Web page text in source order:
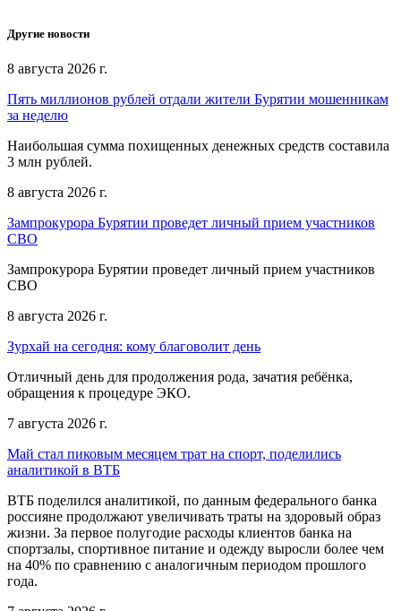
Другие новости
8 августа 2026 г.
Пять миллионов рублей отдали жители Бурятии мошенникам
за неделю
Наибольшая сумма похищенных денежных средств составила
3 млн рублей.
8 августа 2026 г.
Зампрокурора Бурятии проведет личный прием участников
СВО
Зампрокурора Бурятии проведет личный прием участников
СВО
8 августа 2026 г.
Зурхай на сегодня: кому благоволит день
Отличный день для продолжения рода, зачатия ребёнка,
обращения к процедуре ЭКО.
7 августа 2026 г.
Май стал пиковым месяцем трат на спорт, поделились
аналитикой в ВТБ
ВТБ поделился аналитикой, по данным федерального банка
россияне продолжают увеличивать траты на здоровый образ
жизни. За первое полугодие расходы клиентов банка на
спортзалы, спортивное питание и одежду выросли более чем
на 40% по сравнению с аналогичным периодом прошлого
года.